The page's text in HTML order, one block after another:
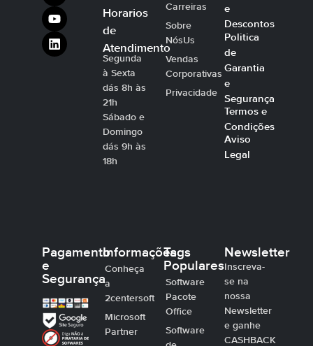
Horarios
de
Atendimento
Segunda
à Sexta
dás 8h às
21h
Sábado e
Domingo
dás 9h às
18h
Carreiras
Sobre
NósUs
Vendas
Corporativas
Privacidade
e
Descontos
Politica
de
Garantia
e
Segurança
Termos e
Condições
Aviso
Legal
Pagamento
e
Segurança
Informações
Conheça
a
2centersoft
Microsoft
Partner
Tags
Populares
Software
Pacote
Office
Software
Newsletter
Inscreva-
se na
nossa
Newsletter
e ganhe
CASHBACK